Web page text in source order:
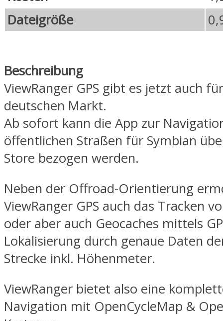
Dateigröße
Beschreibung
ViewRanger GPS gibt es jetzt auch
deutschen Markt.
Ab sofort kann die App zur
öffentlichen Straßen für Symbian
Store bezogen werden.
Neben der Offroad-Orientierung
ViewRanger GPS auch das Tracken
oder aber auch Geocaches mittels
Lokalisierung durch genaue Daten
Strecke inkl. Höhenmeter.
ViewRanger bietet also eine
Navigation mit OpenCycleMap &